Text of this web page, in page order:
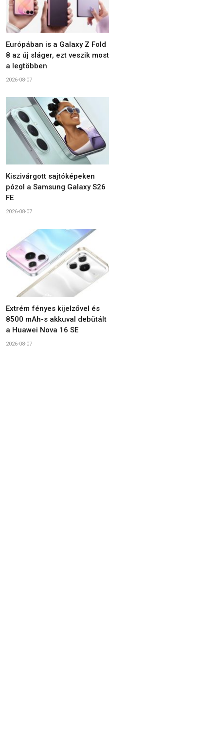
Európában is a Galaxy Z Fold
8 az új sláger, ezt veszik most
a legtöbben
2026-08-07
Kiszivárgott sajtóképeken
pózol a Samsung Galaxy S26
FE
2026-08-07
Extrém fényes kijelzővel és
8500 mAh-s akkuval debütált
a Huawei Nova 16 SE
2026-08-07